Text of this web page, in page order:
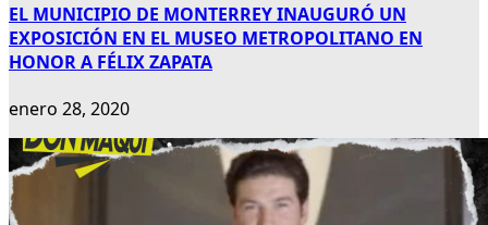
EL MUNICIPIO DE MONTERREY INAUGURÓ UN
EXPOSICIÓN EN EL MUSEO METROPOLITANO EN
HONOR A FÉLIX ZAPATA
enero 28, 2020